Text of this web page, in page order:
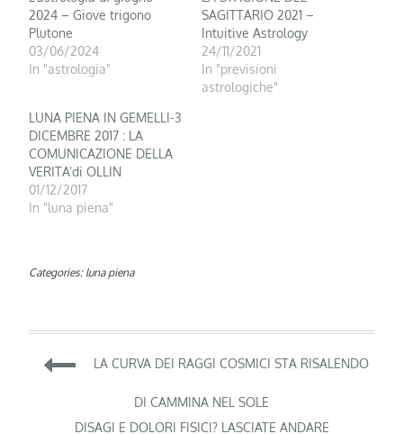
2024 – Giove trigono
Plutone
03/06/2024
In "astrologia"
SAGITTARIO 2021 –
Intuitive Astrology
24/11/2021
In "previsioni
astrologiche"
LUNA PIENA IN GEMELLI-3
DICEMBRE 2017 : LA
COMUNICAZIONE DELLA
VERITA’di OLLIN
01/12/2017
In "luna piena"
Categories: luna piena
Navigazione
articoli
LA CURVA DEI RAGGI COSMICI STA RISALENDO
DI CAMMINA NEL SOLE
DISAGI E DOLORI FISICI? LASCIATE ANDARE